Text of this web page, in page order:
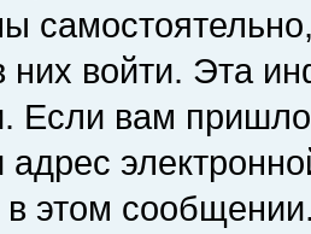
них войти. Эта
Если вам
адрес
этом